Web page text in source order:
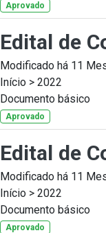
Aprovado
Edital de
Modificado há 11
Início > 2022
Documento básico
Aprovado
Edital de
Modificado há 11
Início > 2022
Documento básico
Aprovado